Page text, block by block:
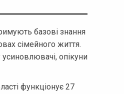
базові знання
сімейного життя.
опікуни
функціонує 27